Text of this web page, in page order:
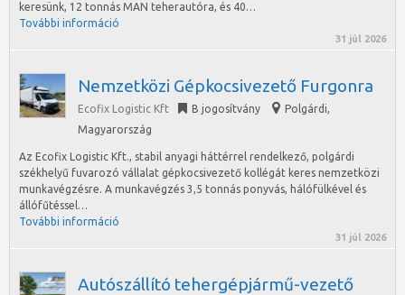
keresünk, 12 tonnás MAN teherautóra, és 40…
További információ
31 júl 2026
Nemzetközi Gépkocsivezető Furgonra
Ecofix Logistic Kft B jogosítvány Polgárdi,
Magyarország
Az Ecofix Logistic Kft., stabil anyagi háttérrel rendelkező, polgárdi
székhelyű fuvarozó vállalat gépkocsivezető kollégát keres nemzetközi
munkavégzésre. A munkavégzés 3,5 tonnás ponyvás, hálófülkével és
állófűtéssel…
További információ
31 júl 2026
Autószállító tehergépjármű-vezető